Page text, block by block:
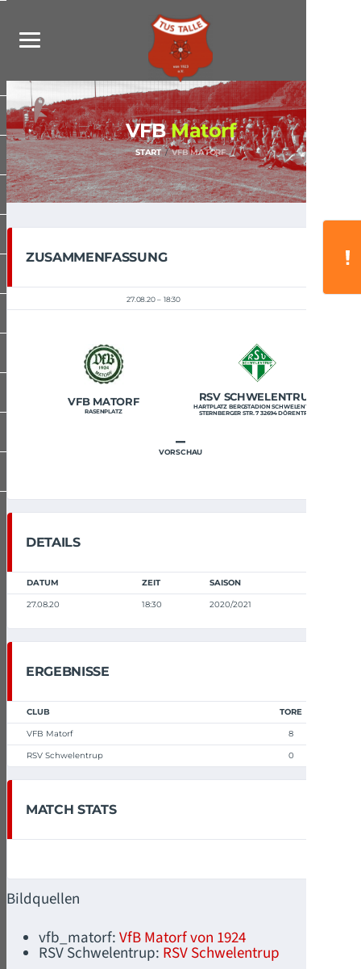
VFBMatorf
START VFB MATORF
ZUSAMMENFASSUNG
27.08.20 18:30
VFB MATORF
RASENPLATZ
RSV SCHWELENTRUP
HARTPLATZ BERGSTADION SCHWELENTRUP
STERNBERGER STR. 7 32694 DÖRENTRUP
–
VORSCHAU
DETAILS
DATUM ZEIT SAISON
27.08.20 18:30 2020/2021
ERGEBNISSE
CLUB TORE
VFB Matorf 8
RSV Schwelentrup 0
MATCH STATS
Bildquellen
vfb_matorf:VfB Matorf von 1924
RSV Schwelentrup: RSV Schwelentrup